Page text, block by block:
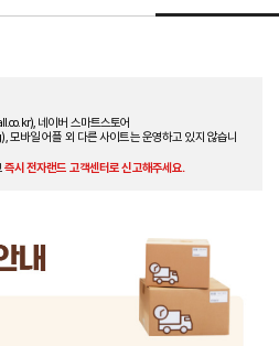
네이버 스마트스토어
모바일 어플 외 다른 사이트는 운영하고 있지 않습니
즉시 전자랜드 고객센터로 신고해주세요.